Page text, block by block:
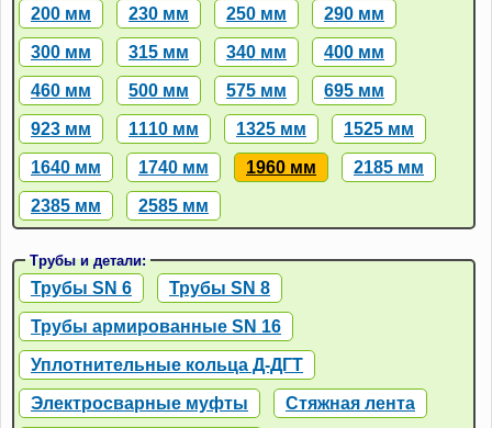
200 мм 230 мм 250 мм 290 мм
300 мм 315 мм 340 мм 400 мм
460 мм 500 мм 575 мм 695 мм
923 мм 1110 мм 1325 мм 1525 мм
1640 мм 1740 мм 1960 мм 2185 мм
2385 мм 2585 мм
Трубы и детали:
Трубы SN 6 Трубы SN 8
Трубы армированные SN 16
Уплотнительные кольца Д-ДГТ
Электросварные муфты Стяжная лента